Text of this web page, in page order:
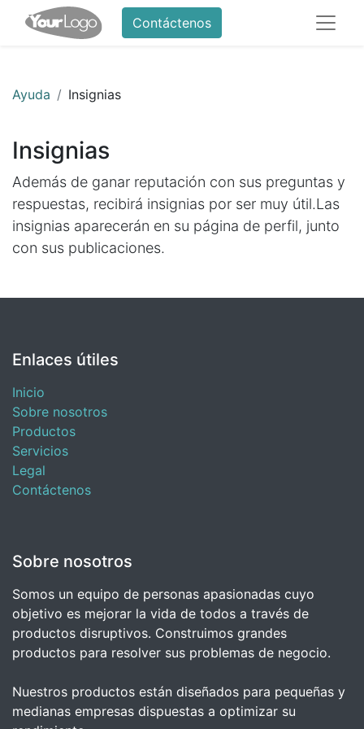
Contáctenos
Ayuda Insignias
Insignias
Además de ganar reputación con sus preguntas y
respuestas, recibirá insignias por ser muy útil.Las
insignias aparecerán en su página de perfil, junto
con sus publicaciones.
Enlaces útiles
Inicio
Sobre nosotros
Productos
Servicios
Legal
Contáctenos
Sobre nosotros
Somos un equipo de personas apasionadas cuyo
objetivo es mejorar la vida de todos a través de
productos disruptivos. Construimos grandes
productos para resolver sus problemas de negocio.
Nuestros productos están diseñados para pequeñas y
medianas empresas dispuestas a optimizar su